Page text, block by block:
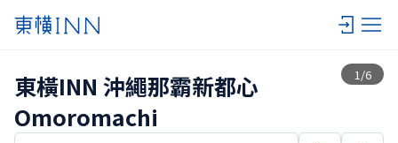
1 /6
查看一覽
東橫INN 沖繩那霸新都心
Omoromachi